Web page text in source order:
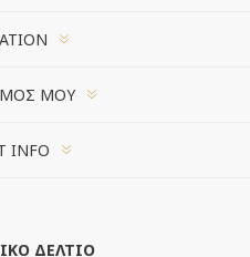
ΜΟΥ
INFO
ΔΕΛΤΊΟ